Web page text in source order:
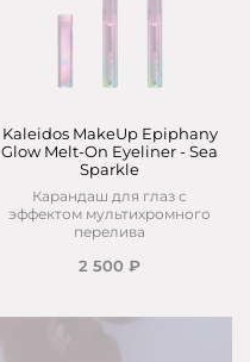
Kaleidos MakeUp Epiphany
Glow Melt-On Eyeliner - Sea
Sparkle
Карандаш для глаз с
эффектом мультихромного
перелива
2 500 ₽